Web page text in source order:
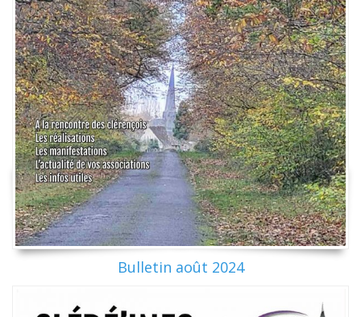
Bulletin août 2024